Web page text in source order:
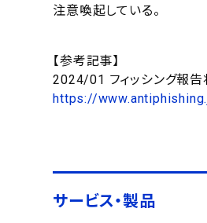
注意喚起している。
【参考記事】
2024/01 フィッシング報告
https://
サービス・製品